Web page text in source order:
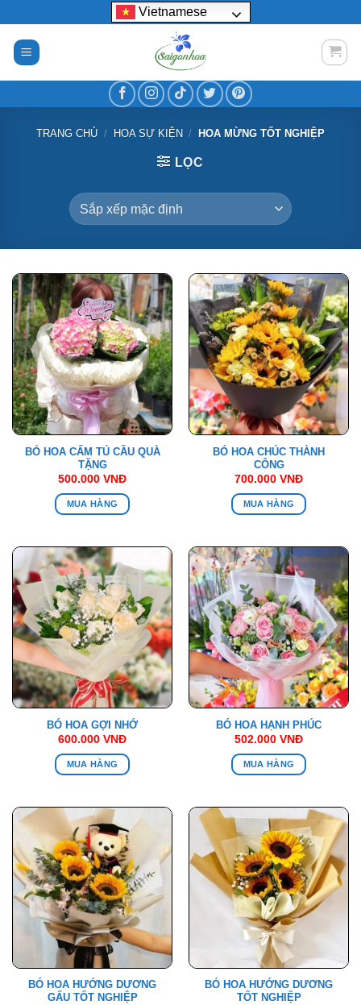
nội
dung
Vietnamese
TRANG CHỦ / HOA SỰ KIỆN / HOA MỪNG TỐT NGHIỆP
LỌC
BÓ HOA CẨM TÚ CẦU QUÀ
TẶNG
500.000 VNĐ
MUA HÀNG
BÓ HOA CHÚC THÀNH
CÔNG
700.000 VNĐ
MUA HÀNG
BÓ HOA GỢI NHỚ
600.000 VNĐ
MUA HÀNG
BÓ HOA HẠNH PHÚC
502.000 VNĐ
MUA HÀNG
BÓ HOA HƯỚNG DƯƠNG
GẤU TỐT NGHIỆP
BÓ HOA HƯỚNG DƯƠNG
TỐT NGHIỆP